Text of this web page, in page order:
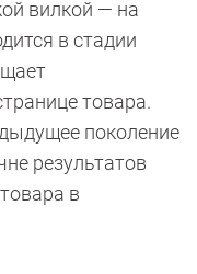
вилкой — на
в стадии
товара.
поколение
результатов
в